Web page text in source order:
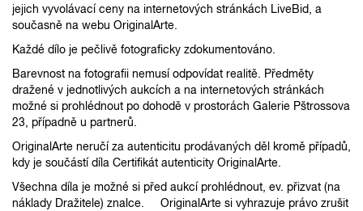
jejich vyvolávací ceny na internetových stránkách LiveBid, a
současně na webu OriginalArte.
Každé dílo je pečlivě fotograficky zdokumentováno.
Barevnost na fotografii nemusí odpovídat realitě. Předměty
dražené v jednotlivých aukcích a na internetových stránkách
možné si prohlédnout po dohodě v prostorách Galerie Pštrossova
23, případně u partnerů.
OriginalArte neručí za autenticitu prodávaných děl kromě případů,
kdy je součástí díla Certifikát autenticity OriginalArte.
Všechna díla je možné si před aukcí prohlédnout, ev. přizvat (na
náklady Dražitele) znalce. OriginalArte si vyhrazuje právo zrušit